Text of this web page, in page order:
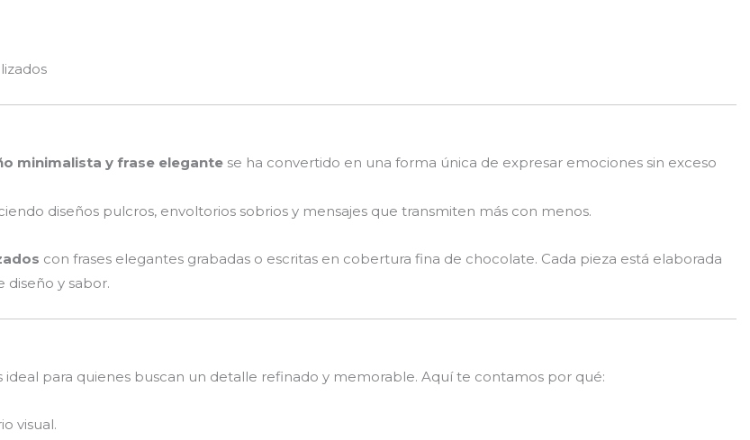
minimalista y frase elegante se ha convertido en una forma única de expresar emociones sin exceso
diseños pulcros, envoltorios sobrios y mensajes que transmiten más con menos.
con frases elegantes grabadas o escritas en cobertura fina de chocolate. Cada pieza está elaborada
y sabor.
ideal para quienes buscan un detalle refinado y memorable. Aquí te contamos por qué:
visual.